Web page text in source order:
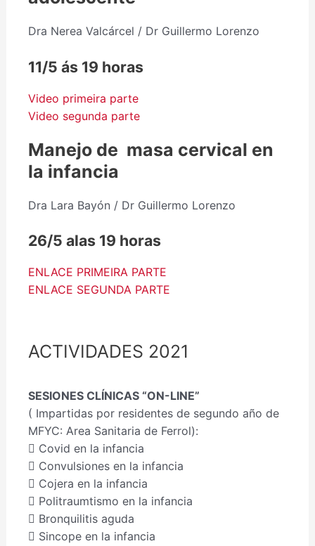
Dra Nerea Valcárcel / Dr Guillermo Lorenzo
11/5 ás 19 horas
Video primeira parte
Video segunda parte
Manejo de masa cervical en
la infancia
Dra Lara Bayón / Dr Guillermo Lorenzo
26/5 alas 19 horas
ENLACE PRIMEIRA PARTE
ENLACE SEGUNDA PARTE
ACTIVIDADES 2021
SESIONES CLÍNICAS “ON-LINE”
( Impartidas por residentes de segundo año de
MFYC: Area Sanitaria de Ferrol):
 Covid en la infancia
 Convulsiones en la infancia
 Cojera en la infancia
 Politraumtismo en la infancia
 Bronquilitis aguda
 Sincope en la infancia